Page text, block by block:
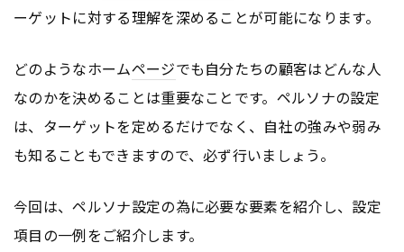
ーゲットに対する理解を深めることが可能になります。
どのようなホームページでも自分たちの顧客はどんな人
なのかを決めることは重要なことです。ペルソナの設定
は、ターゲットを定めるだけでなく、自社の強みや弱み
も知ることもできますので、必ず行いましょう。
今回は、ペルソナ設定の為に必要な要素を紹介し、設定
項目の一例をご紹介します。